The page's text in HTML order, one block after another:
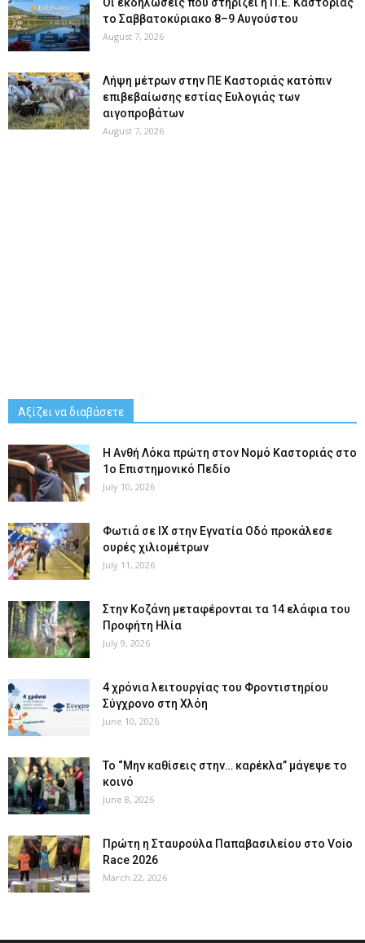
το Σαββατοκύριακο 8–9 Αυγούστου
August 7, 2026
Λήψη μέτρων στην ΠΕ Καστοριάς κατόπιν
επιβεβαίωσης εστίας Ευλογιάς των
αιγοπροβάτων
August 7, 2026
Αξίζει να διαβάσετε
Η Ανθή Λόκα πρώτη στον Νομό Καστοριάς στο
1ο Επιστημονικό Πεδίο
July 10, 2026
Φωτιά σε ΙΧ στην Εγνατία Οδό προκάλεσε
ουρές χιλιομέτρων
July 11, 2026
Στην Κοζάνη μεταφέρονται τα 14 ελάφια του
Προφήτη Ηλία
July 9, 2026
4 χρόνια λειτουργίας του Φροντιστηρίου
Σύγχρονο στη Χλόη
June 10, 2026
Το “Μην καθίσεις στην… καρέκλα” μάγεψε το
κοινό
June 8, 2026
Πρώτη η Σταυρούλα Παπαβασιλείου στο Voio
Race 2026
March 22, 2026